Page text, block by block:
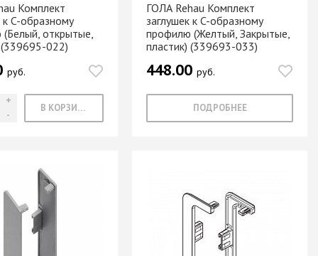
Комплект
к C-образному
открытые,
(339695-022)
руб.
В КОРЗИНУ
ГОЛА Rehau Комплект
заглушек к C-образному
профилю (Желтый, Закрытые,
пластик) (339693-033)
448.00руб.
ПОДРОБНЕЕ